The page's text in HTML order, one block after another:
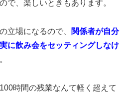
で、楽しいときもあります。
立場になるので、
関係者が自分
に飲み会をセッティングしなけ
時間の残業なんて軽く超えて